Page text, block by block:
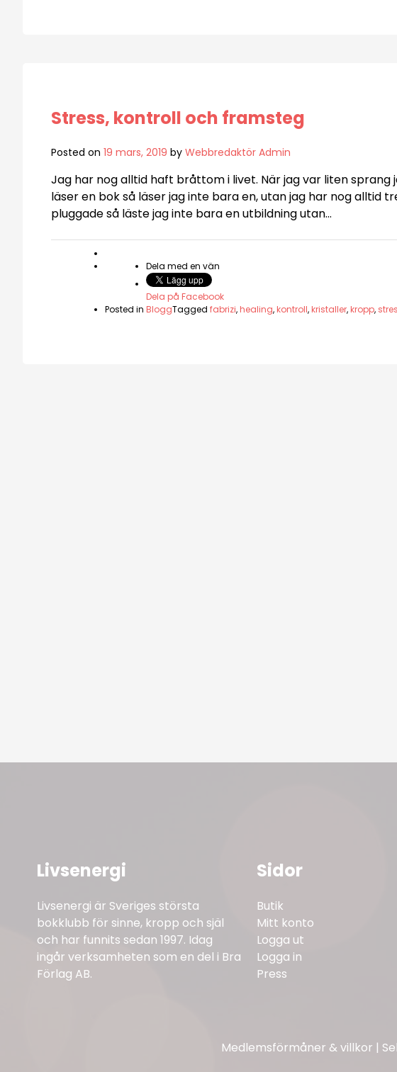
Stress, kontroll och framsteg
Posted on 19 mars, 2019 by Webbredaktör Admin
Jag har nog alltid haft bråttom i livet. När jag var liten
läser en bok så läser jag inte bara en, utan jag har nog alltid
pluggade så läste jag inte bara en utbildning utan…
Dela med en vän
Dela på Facebook
Posted in BloggTagged fabrizi,healing,kontroll,kristaller,kropp,
Livsenergi
Livsenergi är Sveriges största
bokklubb för sinne, kropp och själ
och har funnits sedan 1997. Idag
ingår verksamheten som en del i Bra
Förlag AB.
Sidor
Butik
Mitt konto
Logga ut
Logga in
Press
Medlemsförmåner & villkor |